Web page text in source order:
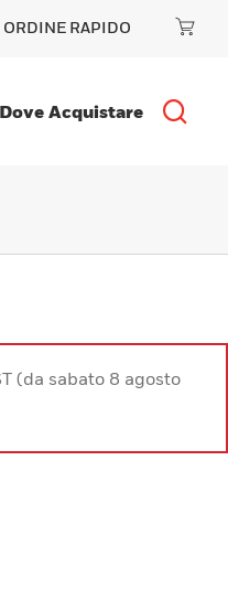
ORDINE RAPIDO
Dove Acquistare
(da sabato 8 agosto